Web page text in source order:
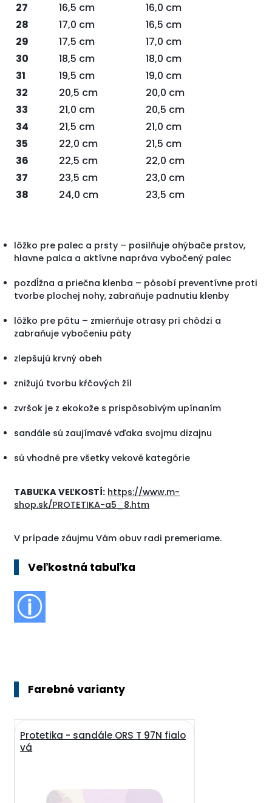
27
16,5 cm
16,0 cm
28
17,0 cm
16,5 cm
29
17,5 cm
17,0 cm
30
18,5 cm
18,0 cm
31
19,5 cm
19,0 cm
32
20,5 cm
20,0 cm
33
21,0 cm
20,5 cm
34
21,5 cm
21,0 cm
35
22,0 cm
21,5 cm
36
22,5 cm
22,0 cm
37
23,5 cm
23,0 cm
38
24,0 cm 23,5 cm
lôžko pre palec a prsty – posilňuje ohýbače prstov,
hlavne palca a aktívne napráva vybočený palec
pozdĺžna a priečna klenba – pôsobí preventívne proti
tvorbe plochej nohy, zabraňuje padnutiu klenby
lôžko pre pätu – zmierňuje otrasy pri chôdzi a
zabraňuje vybočeniu päty
zlepšujú krvný obeh
znižujú tvorbu kŕčových žíl
zvršok je z ekokože s prispôsobivým upínaním
sandále sú zaujímavé vďaka svojmu dizajnu
sú vhodné pre všetky vekové kategórie
TABUĽKA VEĽKOSTÍ: https://www.m-
shop.sk/PROTETIKA-a5_8.htm
V prípade záujmu Vám obuv radi premeriame.
Veľkostná tabuľka
Farebné varianty
Protetika - sandále ORS T 97N fialo
vá